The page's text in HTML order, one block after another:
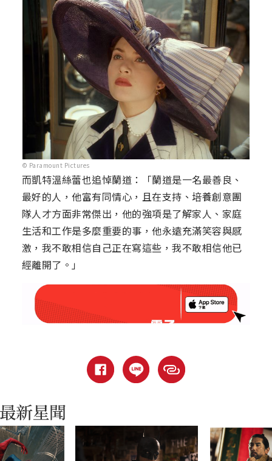
© Paramount Pictures
而凱特溫絲蕾也追悼蘭道：「蘭道是一名最善良、
最好的人，他富有同情心，且在支持、培養創意團
隊人才方面非常傑出，他的強項是了解家人、家庭
生活和工作是多麼重要的事，他永遠充滿笑容與感
激，我不敢相信自己正在寫這些，我不敢相信他已
經離開了。」